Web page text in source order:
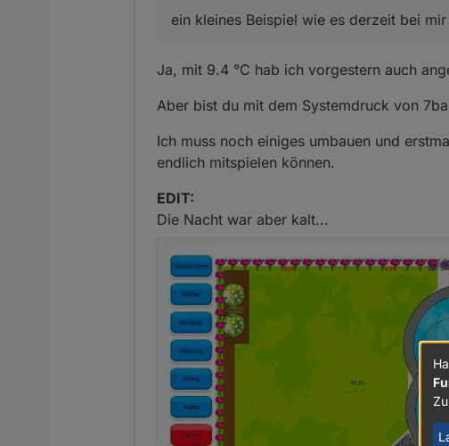
ein kleines Beispiel wie es derzeit bei
Ja, mit 9.4 °C hab ich vorgestern auch
Aber bist du mit dem Systemdruck von
Ich muss noch einiges umbauen und
endlich mitspielen können.
EDIT:
Die Nacht war aber kalt...